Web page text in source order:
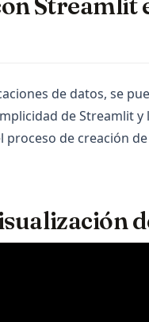
Streamlit
de datos, se
de Streamlit y
de creación